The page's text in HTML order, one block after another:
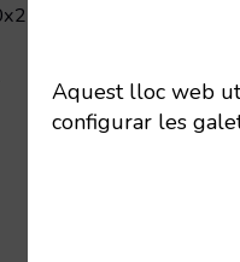
mm
Aquest lloc web
configurar les